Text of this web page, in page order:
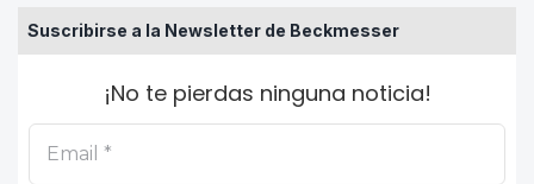
Suscribirse a la Newsletter de Beckmesser
¡No te pierdas ninguna noticia!